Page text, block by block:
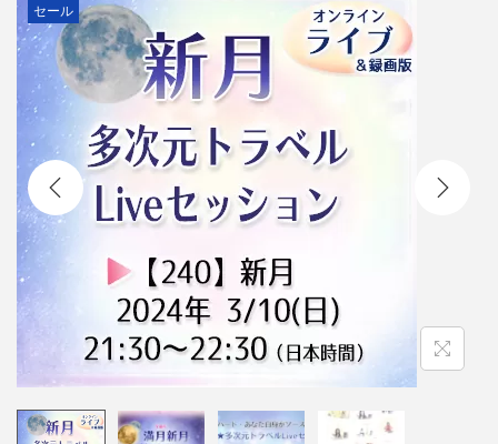
ン
へ
移
動
移
動
セール